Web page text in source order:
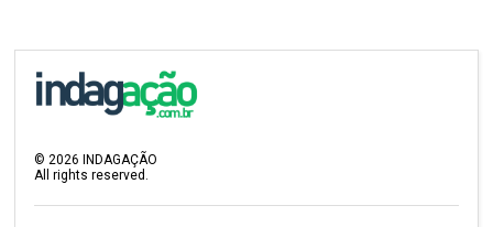
©2026 INDAGAÇÃO
All rights reserved.